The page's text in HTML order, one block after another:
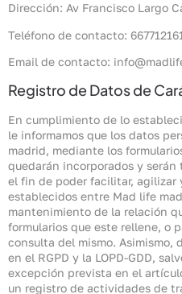
Dirección: Av Francisco Largo
Teléfono de contacto: 667712161
Email de contacto:
Registro de Datos de
En cumplimiento de lo
le informamos que los datos
madrid, mediante los
quedarán incorporados y
el fin de poder facilitar, agilizar
establecidos entre Mad life
mantenimiento de la relación
formularios que este rellene, o
consulta del mismo. Asimismo,
en el RGPD y la LOPD-GDD,
excepción prevista en el
un registro de actividades de